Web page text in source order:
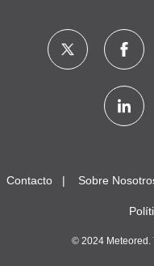
Contacto Sobre
© 2024 Meteored.